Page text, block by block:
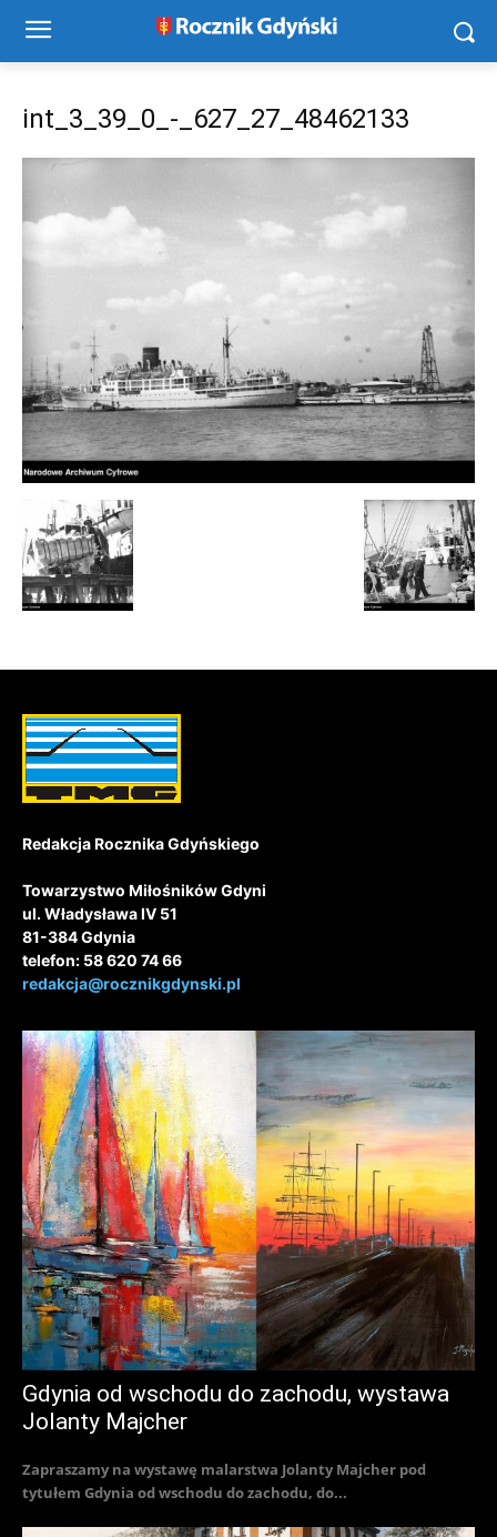
int_3_39_0_-_627_27_48462133
Redakcja Rocznika Gdyńskiego
Towarzystwo Miłośników Gdyni
ul. Władysława IV 51
81-384 Gdynia
telefon: 58 620 74 66
redakcja@rocznikgdynski.pl
Gdynia od wschodu do zachodu, wystawa
Jolanty Majcher
Zapraszamy na wystawę malarstwa Jolanty Majcher pod
tytułem Gdynia od wschodu do zachodu, do...